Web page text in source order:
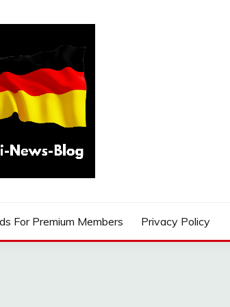
For Premium Members Privacy Policy